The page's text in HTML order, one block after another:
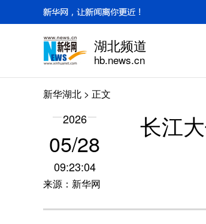
湖北频道
hb.news.cn
新华湖北 > 正文
2026
05/28
09:23:04
来源：新华网
长江